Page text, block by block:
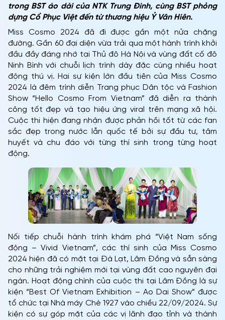
trong BST áo dài của NTK Trung Đinh, cùng BST phỏng
dựng Cổ Phục Việt đến từ thương hiệu Ỷ Vân Hiên.
Miss Cosmo 2024 đã đi được gần một nửa chặng
đường. Gần 60 đại diện vừa trải qua một hành trình khởi
đầu đầy đáng nhớ tại Thủ đô Hà Nội và vùng đất cố đô
Ninh Bình với chuỗi lịch trình dày đặc cùng nhiều hoạt
động thú vị. Hai sự kiện lớn đầu tiên của Miss Cosmo
2024 là đêm trình diễn Trang phục Dân tộc và Fashion
Show “Hello Cosmo From Vietnam” đã diễn ra thành
công tốt đẹp và tạo hiệu ứng viral trên mạng xã hội.
Cuộc thi hiện đang nhận được phản hồi tốt từ các fan
sắc đẹp trong nước lẫn quốc tế bởi sự đầu tư, tâm
huyết và chu đáo với từng thí sinh trong từng hoạt
động.
Nối tiếp chuỗi hành trình khám phá “Việt Nam sống
động – Vivid Vietnam”, các thí sinh của Miss Cosmo
2024 hiện đã có mặt tại Đà Lạt, Lâm Đồng và sẵn sàng
cho những trải nghiệm mới tại vùng đất cao nguyên đại
ngàn. Hoạt động chính của cuộc thi tại Lâm Đồng là sự
kiện “Best Of Vietnam Exhibition – Ao Dai Show” được
tổ chức tại Nhà máy Chè 1927 vào chiều 22/09/2024. Sự
kiện có sự góp mặt của các vị lãnh đạo tỉnh và thành